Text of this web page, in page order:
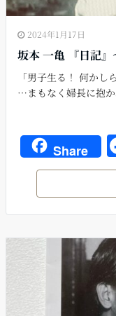
2024年1月17日
坂本 一亀 『日記
「男子生る！ 何かし
…まもなく婦長に抱
Share